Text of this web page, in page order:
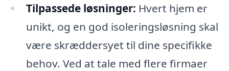
Tilpassede løsninger: Hvert hjem er
unikt, og en god isoleringsløsning skal
være skræddersyet til dine specifikke
behov. Ved at tale med flere firmaer